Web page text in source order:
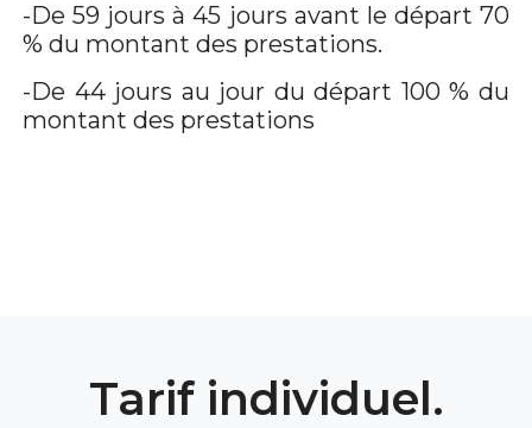
-De 59 jours à 45 jours avant le départ 70
% du montant des prestations.
-De 44 jours au jour du départ 100 % du
montant des prestations
Tarif individuel.